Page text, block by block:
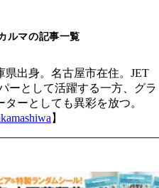
ルマの記事一覧
県出身。名古屋市在住。JET
ーとして活躍する一方、グラ
ターとしても異彩を放つ。
】